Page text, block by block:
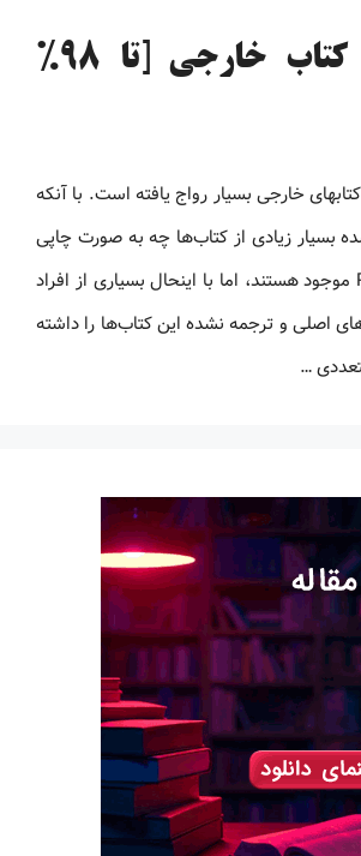
خرید pdf کتاب خارجی [تا 98%
اینروزها خرید PDF کتاب‎های خارجی بسیار رواج یافته است. با آنکه
بسیار زیادی از کتاب‌ها چه به صورت چاپی
و چه به صورت PDF موجود هستند، اما با اینحال بسیاری از افراد
اصلی و ترجمه نشده این کتاب‌ها را داشته
…